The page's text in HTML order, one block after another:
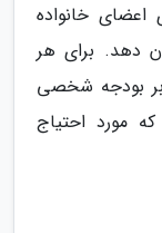
خانواده
دهد. برای هر
بر بودجه شخصی
مورد احتیاج